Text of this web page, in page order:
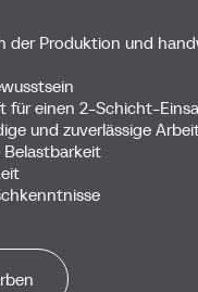
der Produktion und
für einen 2-Schicht-
und zuverlässige
Belastbarkeit